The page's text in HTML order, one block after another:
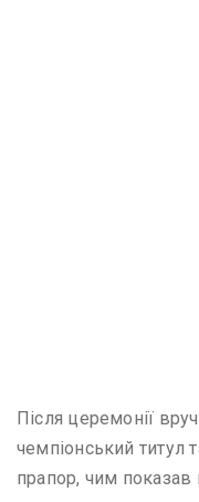
Після церемонії
чемпіонський титул
прапор, чим показав